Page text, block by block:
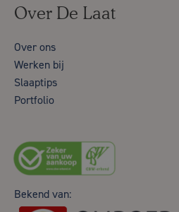
Over De Laat
Over ons
Werken bij
Slaaptips
Portfolio
Bekend van: